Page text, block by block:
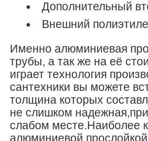
Дополнительный
Внешний
Именно алюминиевая
трубы, а так же на её
играет технология
сантехники вы можете
толщина которых
не слишком
слабом месте.Наиболее
алюминиевой